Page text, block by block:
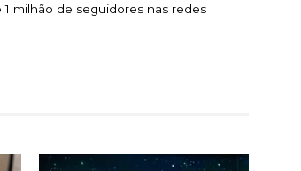
milhão de seguidores nas redes